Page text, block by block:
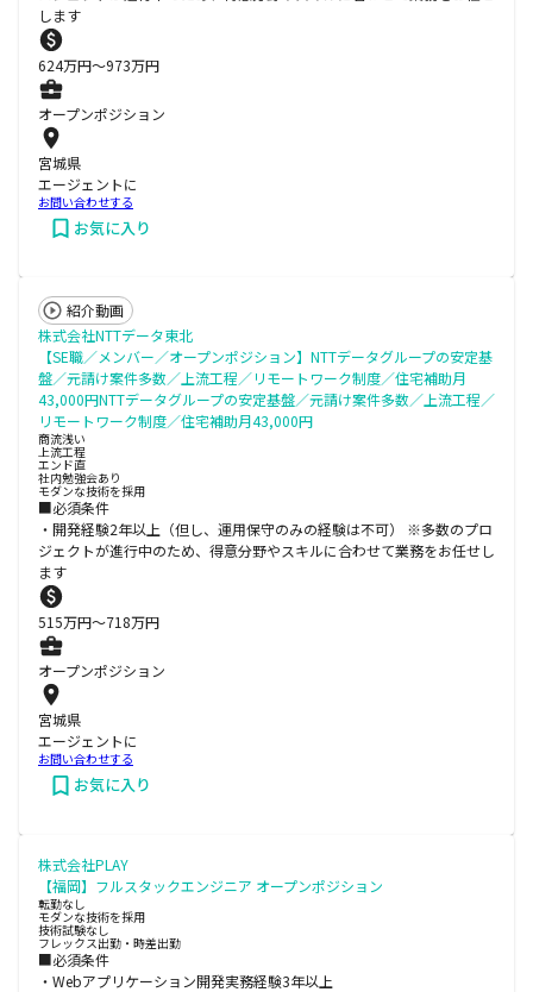
します
624万円〜973万円
オープンポジション
宮城県
エージェントに
お問い合わせする
お気に入り
紹介動画
株式会社NTTデータ東北
【SE職／メンバー／オープンポジション】NTTデータグループの安定基
盤／元請け案件多数／上流工程／リモートワーク制度／住宅補助月
43,000円NTTデータグループの安定基盤／元請け案件多数／上流工程／
リモートワーク制度／住宅補助月43,000円
商流浅い
上流工程
エンド直
社内勉強会あり
モダンな技術を採用
■必須条件
・開発経験2年以上（但し、運用保守のみの経験は不可） ※多数のプロ
ジェクトが進⾏中のため、得意分野やスキルに合わせて業務をお任せし
ます
515万円〜718万円
オープンポジション
宮城県
エージェントに
お問い合わせする
お気に入り
株式会社PLAY
【福岡】フルスタックエンジニア オープンポジション
転勤なし
モダンな技術を採用
技術試験なし
フレックス出勤・時差出勤
■必須条件
・Webアプリケーション開発実務経験3年以上